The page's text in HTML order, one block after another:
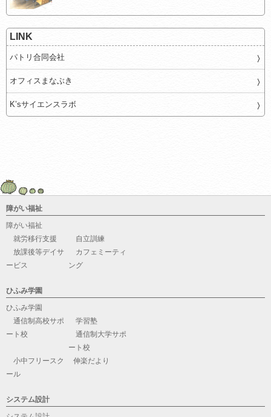
LINK
パトリ合同会社
オフィスまなぶき
K’sサイエンスラボ
障がい福祉
障がい福祉
就労移行支援
自立訓練
放課後等デイサ
ービス
カフェミーティ
ング
ひふみ学園
ひふみ学園
通信制高校サポ
ート校
学習塾
通信制大学サポ
ート校
小中フリースク
ール
伸楽だより
システム設計